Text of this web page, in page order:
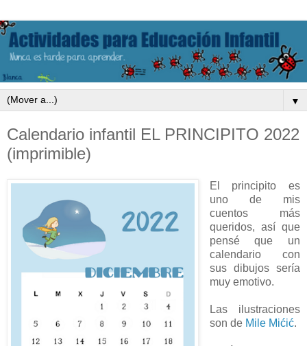
▼
Calendario infantil EL PRINCIPITO 2022
(imprimible)
El principito es
uno de mis
cuentos más
queridos, así que
pensé que un
calendario con
sus dibujos sería
muy emotivo.
Las ilustraciones
son de Mile Mićić.